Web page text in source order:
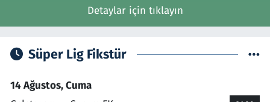
Detaylar için tıklayın
Süper Lig Fikstür
14 Ağustos, Cuma